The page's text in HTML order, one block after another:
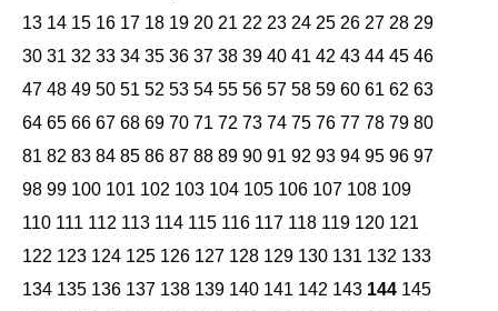
13 14 15 16 17 18 19 20 21 22 23 24 25 26 27 28 29
30 31 32 33 34 35 36 37 38 39 40 41 42 43 44 45 46
47 48 49 50 51 52 53 54 55 56 57 58 59 60 61 62 63
64 65 66 67 68 69 70 71 72 73 74 75 76 77 78 79 80
81 82 83 84 85 86 87 88 89 90 91 92 93 94 95 96 97
98 99 100 101 102 103 104 105 106 107 108 109
110 111 112 113 114 115 116 117 118 119 120 121
122 123 124 125 126 127 128 129 130 131 132 133
134 135 136 137 138 139 140 141 142 143 144 145